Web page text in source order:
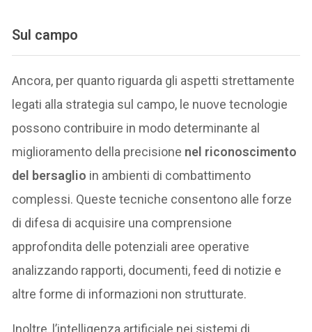
Sul campo
Ancora, per quanto riguarda gli aspetti strettamente
legati alla strategia sul campo, le nuove tecnologie
possono contribuire in modo determinante al
miglioramento della precisione nel riconoscimento
del bersaglio in ambienti di combattimento
complessi. Queste tecniche consentono alle forze
di difesa di acquisire una comprensione
approfondita delle potenziali aree operative
analizzando rapporti, documenti, feed di notizie e
altre forme di informazioni non strutturate.
Inoltre, l’intelligenza artificiale nei sistemi di